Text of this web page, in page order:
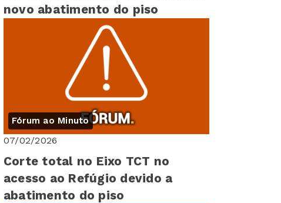
novo abatimento do piso
Fórum ao Minuto
07/02/2026
Corte total no Eixo TCT no
acesso ao Refúgio devido a
abatimento do piso